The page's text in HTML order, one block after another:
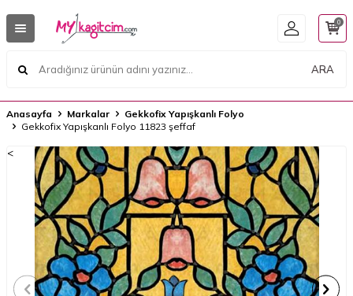
ARA
0
Anasayfa Markalar
Gekkofix Yapışkanlı Folyo
Gekkofix Yapışkanlı Folyo 11823 şeffaf
<